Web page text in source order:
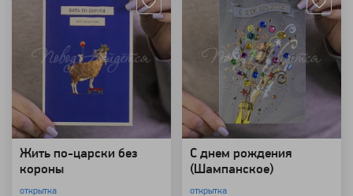
Жить по-царски без
короны
открытка
С днем рождения
(Шампанское)
открытка